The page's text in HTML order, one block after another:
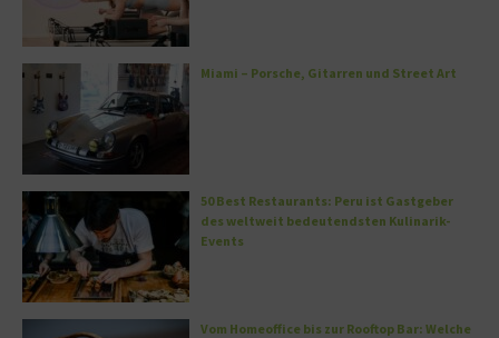
Miami – Porsche, Gitarren und Street Art
50 Best Restaurants: Peru ist Gastgeber
des weltweit bedeutendsten Kulinarik-
Events
Vom Homeoffice bis zur Rooftop Bar: Welche